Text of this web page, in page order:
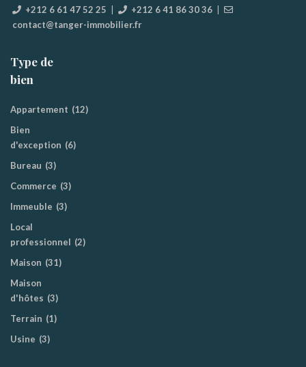
+212 6 61 47 52 25 | +212 6 41 86 30 36 |
contact@tanger-immobilier.fr
Type de
bien
Appartement (12)
Bien
d'exception (6)
Bureau (3)
Commerce (3)
Immeuble (3)
Local
professionnel (2)
Maison (31)
Maison
d'hôtes (3)
Terrain (1)
Usine (3)